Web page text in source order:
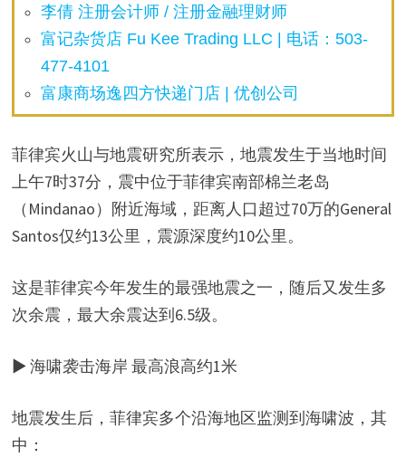
李倩 注册会计师 / 注册金融理财师
富记杂货店 Fu Kee Trading LLC | 电话：503-
477-4101
富康商场逸四方快递门店 | 优创公司
菲律宾火山与地震研究所表示，地震发生于当地时间
上午7时37分，震中位于菲律宾南部棉兰老岛
（Mindanao）附近海域，距离人口超过70万的General
Santos仅约13公里，震源深度约10公里。
这是菲律宾今年发生的最强地震之一，随后又发生多
次余震，最大余震达到6.5级。
▶ 海啸袭击海岸 最高浪高约1米
地震发生后，菲律宾多个沿海地区监测到海啸波，其
中：